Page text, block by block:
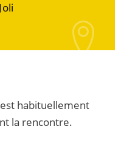
habituellement
la rencontre.